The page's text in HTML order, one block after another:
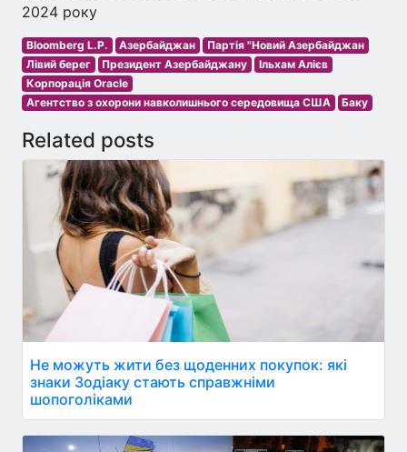
2024 року
Bloomberg L.P. Азербайджан
Партія "Новий Азербайджан
Лівий берег
Президент Азербайджану
Ільхам Алієв
Корпорація Oracle
Агентство з охорони навколишнього середовища США
Баку
Related posts
Не можуть жити без щоденних покупок: які
знаки Зодіаку стають справжніми
шопоголіками